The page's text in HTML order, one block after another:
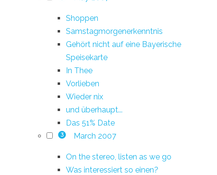
Shoppen
Samstagmorgenerkenntnis
Gehört nicht auf eine Bayerische
Speisekarte
In Thee
Vorlieben
Wieder nix
und überhaupt...
Das 51% Date
3 March 2007
On the stereo, listen as we go
Was interessiert so einen?